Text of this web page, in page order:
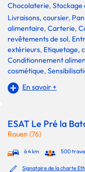
Chocolaterie, Stockage
Livraisons, coursier,
alimentaire, Carterie,
revêtements de sol,
extérieurs, Etiquetage,
Conditionnement
cosmétique,
En savoir +
ESAT Le Pré la
Rouen (76)
à 4 km 500
Signataire de la charte